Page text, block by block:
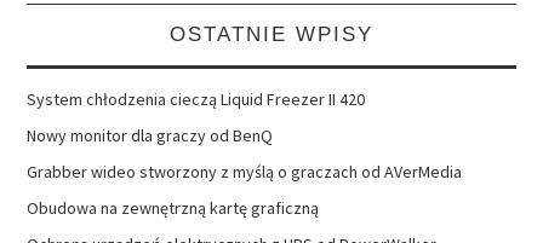
OSTATNIE WPISY
System chłodzenia cieczą Liquid Freezer II 420
Nowy monitor dla graczy od BenQ
Grabber wideo stworzony z myślą o graczach od AVerMedia
Obudowa na zewnętrzną kartę graficzną